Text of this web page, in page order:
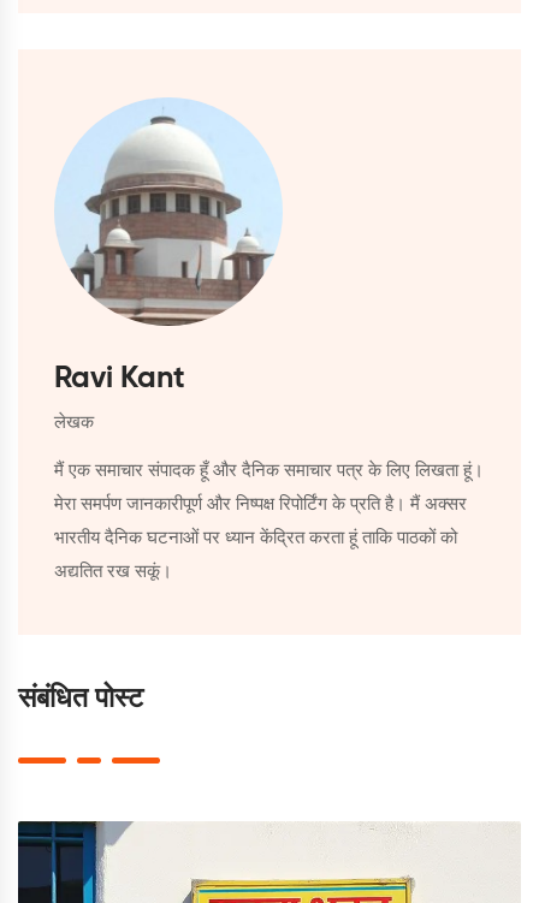
Ravi Kant
लेखक
मैं एक समाचार संपादक हूँ और दैनिक समाचार पत्र के लिए लिखता हूं।
मेरा समर्पण जानकारीपूर्ण और निष्पक्ष रिपोर्टिंग के प्रति है। मैं अक्सर
भारतीय दैनिक घटनाओं पर ध्यान केंद्रित करता हूं ताकि पाठकों को
अद्यतित रख सकूं।
संबंधित पोस्ट